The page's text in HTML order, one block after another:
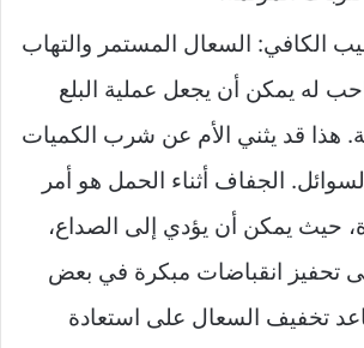
الكافي: السعال المستمر والتهاب
له يمكن أن يجعل عملية البلع
هذا قد يثني الأم عن شرب الكميات
الجفاف أثناء الحمل هو أمر
حيث يمكن أن يؤدي إلى الصداع،
تحفيز انقباضات مبكرة في بعض
تخفيف السعال على استعادة